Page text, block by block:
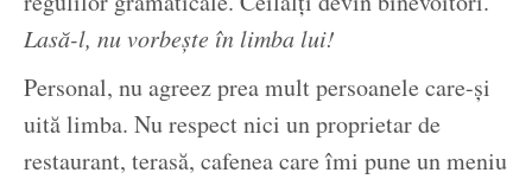
Lasă-l, nu vorbește în limba lui!
Personal, nu agreez prea mult persoanele care-și
uită limba. Nu respect nici un proprietar de
restaurant, terasă, cafenea care îmi pune un meniu